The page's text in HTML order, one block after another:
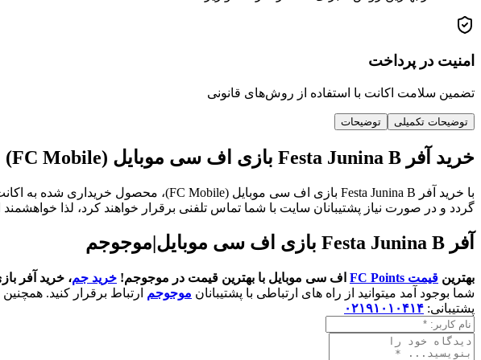
امنیت در پرداخت
تضمین سلامت اکانت با استفاده از روش‌های قانونی
توضیحات تکمیلی توضیحات
خرید آفر Festa Junina B بازی اف سی موبایل (FC Mobile)
گردد و در صورت نیاز پشتیبانان سایت با شما تماس تلفنی برقرار خواهند کرد، لذا
آفر Festa Junina B بازی اف سی موبایل|موجوجم
بهترین قیمت FC Points اف سی موبایل با بهترین قیمت در موجوجم! خرید جم، خرید آفر
شما بوجود آمد میتوانید از راه های ارتباطی با پشتیبانان موجوجم ارتباط برقرار کنید.
پشتیبانی: ۰۲۱۹۱۰۱۰۴۱۴